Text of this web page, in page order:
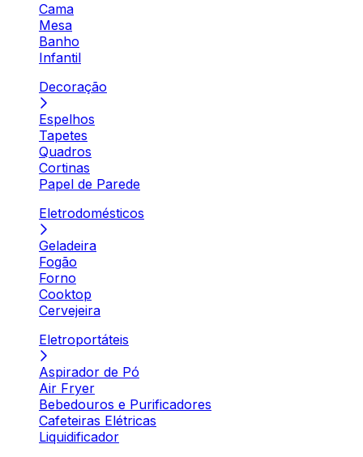
Cama
Mesa
Banho
Infantil
Decoração
Espelhos
Tapetes
Quadros
Cortinas
Papel de Parede
Eletrodomésticos
Geladeira
Fogão
Forno
Cooktop
Cervejeira
Eletroportáteis
Aspirador de Pó
Air Fryer
Bebedouros e Purificadores
Cafeteiras Elétricas
Liquidificador